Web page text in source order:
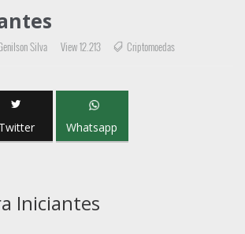
Silva View 12.213 Criptomoedas
Twitter Whatsapp
Iniciantes